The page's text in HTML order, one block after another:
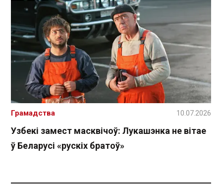
Узбекі замест масквічоў: Лукашэнка не вітае
ў Беларусі «рускіх братоў»
Грамадства 10.07.2026